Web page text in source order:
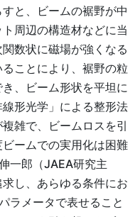
と、ビームの裾野が中
周辺の構造材などに当
数状に磁場が強くなる
ことにより、裾野の粒
、ビーム形状を平坦に
形光学」による整形法
雑で、ビームロスを引
ームでの実用化は困難
一郎（JAEA研究主
し、あらゆる条件にお
ラメータで表せること